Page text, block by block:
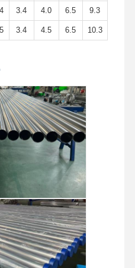
3.4 4.0 6.5 9.3
3.4 4.5 6.5 10.3